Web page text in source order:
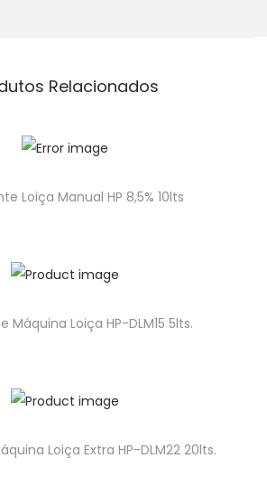
Relacionados
Loiça Manual HP 8,5% 10lts
Máquina Loiça HP-DLM15 5lts.
Loiça Extra HP-DLM22 20lts.